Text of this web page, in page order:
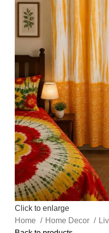
Click to enlarge
Home
Home Decor